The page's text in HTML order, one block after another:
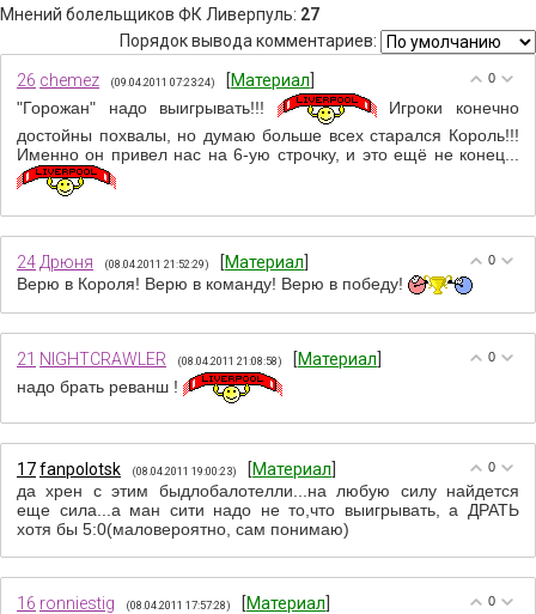
Мнений болельщиков ФК Ливерпуль: 27
Порядок вывода комментариев:
0
26 chemez (09.04.2011 07:23:24) [Материал
"Горожан" надо выигрывать!!!
Игроки конечно
достойны похвалы, но думаю больше всех старался Король!!!
Именно он привел нас на 6-ую строчку, и это ещё не конец...
0
24 Дрюня (08.04.2011 21:52:29) [Материал
Верю в Короля! Верю в команду! Верю в победу!
0
21 NIGHTCRAWLER (08.04.2011 21:08:58) [Материал
надо брать реванш !
0
17fanpolotsk (08.04.2011 19:00:23) [Материал
да хрен с этим быдлобалотелли...на любую силу найдется
еще сила...а ман сити надо не то,что выигрывать, а ДРАТЬ
хотя бы 5:0(маловероятно, сам понимаю)
0
16 ronniestig (08.04.2011 17:57:28) [Материал